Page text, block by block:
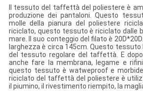
Il tessuto del taffettà del poliestere è
produzione dei pantaloni. Questo
molle della pianura del poliestere
riciclato, questo tessuto è riciclato dalle
mare. Il suo conteggio del filato è
larghezza è circa 145cm. Questo
del tessuto regolare del taffettà. E
anche fare la membrana, legame e
questo tessuto è watweproof e
riciclato del taffettà del poliestere è
il piumino, il rivestimento riempito, la